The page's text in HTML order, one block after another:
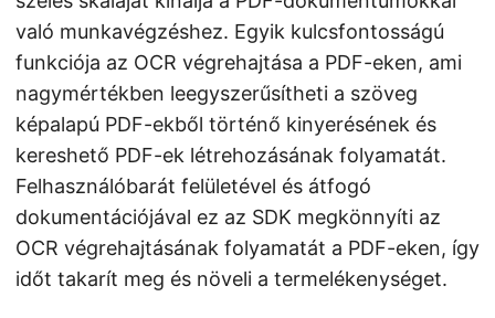
való munkavégzéshez. Egyik kulcsfontosságú
funkciója az OCR végrehajtása a PDF-eken, ami
nagymértékben leegyszerűsítheti a szöveg
képalapú PDF-ekből történő kinyerésének és
kereshető PDF-ek létrehozásának folyamatát.
Felhasználóbarát felületével és átfogó
dokumentációjával ez az SDK megkönnyíti az
OCR végrehajtásának folyamatát a PDF-eken, így
időt takarít meg és növeli a termelékenységet.